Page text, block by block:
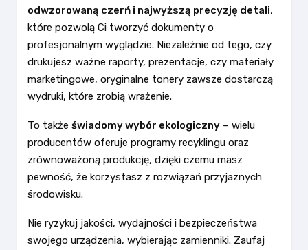
odwzorowaną czerń i najwyższą precyzję detali,
które pozwolą Ci tworzyć dokumenty o
profesjonalnym wyglądzie. Niezależnie od tego, czy
drukujesz ważne raporty, prezentacje, czy materiały
marketingowe, oryginalne tonery zawsze dostarczą
wydruki, które zrobią wrażenie.
To także świadomy wybór ekologiczny – wielu
producentów oferuje programy recyklingu oraz
zrównoważoną produkcję, dzięki czemu masz
pewność, że korzystasz z rozwiązań przyjaznych
środowisku.
Nie ryzykuj jakości, wydajności i bezpieczeństwa
swojego urządzenia, wybierając zamienniki. Zaufaj